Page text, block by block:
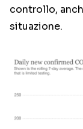
controllo,
situazione.